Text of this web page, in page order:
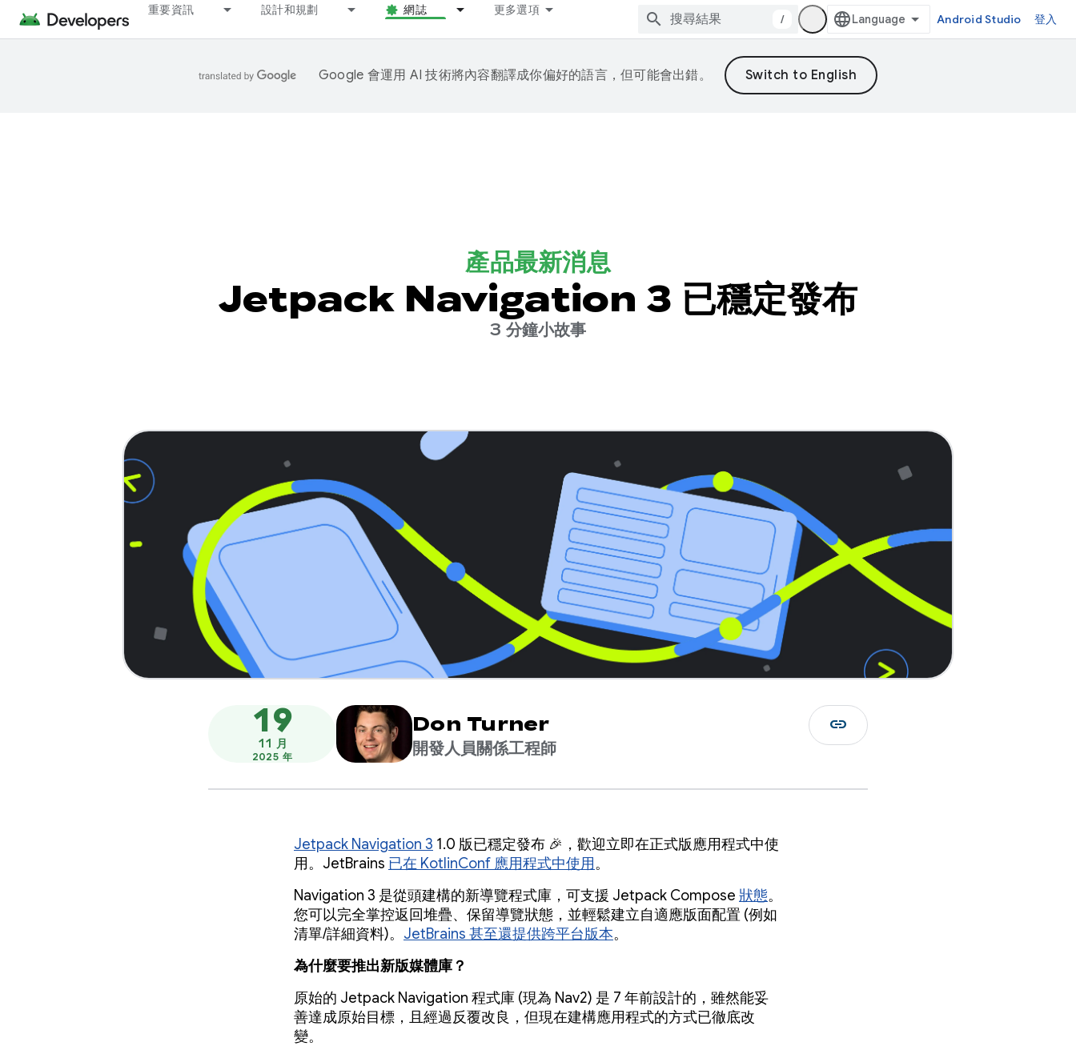
重要資訊 設計和規劃 網誌 更多選項
/ Android Studio 登入
Google 會運用 AI 技術將內容翻譯成你偏好的語言，但可能會出錯。
產品最新消息
Jetpack Navigation 3 已穩定發布
3 分鐘小故事
19
11 月
2025 年
Don Turner
開發人員關係工程師
link
Jetpack Navigation 3 1.0 版已穩定發布 🎉，歡迎立即在正式版應用程式中使
用。JetBrains 已在 KotlinConf 應用程式中使用。
Navigation 3 是從頭建構的新導覽程式庫，可支援 Jetpack Compose 狀態。
您可以完全掌控返回堆疊、保留導覽狀態，並輕鬆建立自適應版面配置 (例如
清單/詳細資料)。 JetBrains 甚至還提供跨平台版本。
為什麼要推出新版媒體庫？
原始的 Jetpack Navigation 程式庫 (現為 Nav2) 是 7 年前設計的，雖然能妥
善達成原始目標，且經過反覆改良，但現在建構應用程式的方式已徹底改
變。